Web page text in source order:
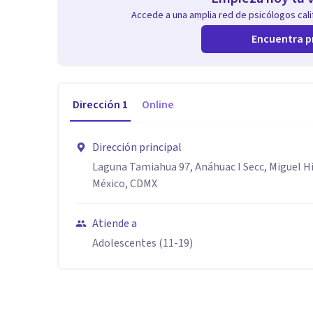
Accede a una amplia red de psicólogos
Encuentra
Dirección 1 Online
Dirección principal
Laguna Tamiahua 97, Anáhuac I Secc, Miguel
México, CDMX
Atiende a
Adolescentes (11-19)